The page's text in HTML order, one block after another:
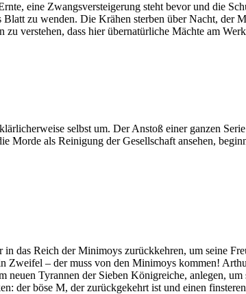
eine Zwangsversteigerung steht bevor und die
zu wenden. Die Krähen sterben über Nacht, der
verstehen, dass hier übernatürliche Mächte am
selbst um. Der Anstoß einer ganzen
Morde als Reinigung der Gesellschaft ansehen,
das Reich der Minimoys zurückkehren, um seine
– der muss von den Minimoys kommen!
Tyrannen der Sieben Königreiche, anlegen,
der böse M, der zurückgekehrt ist und einen